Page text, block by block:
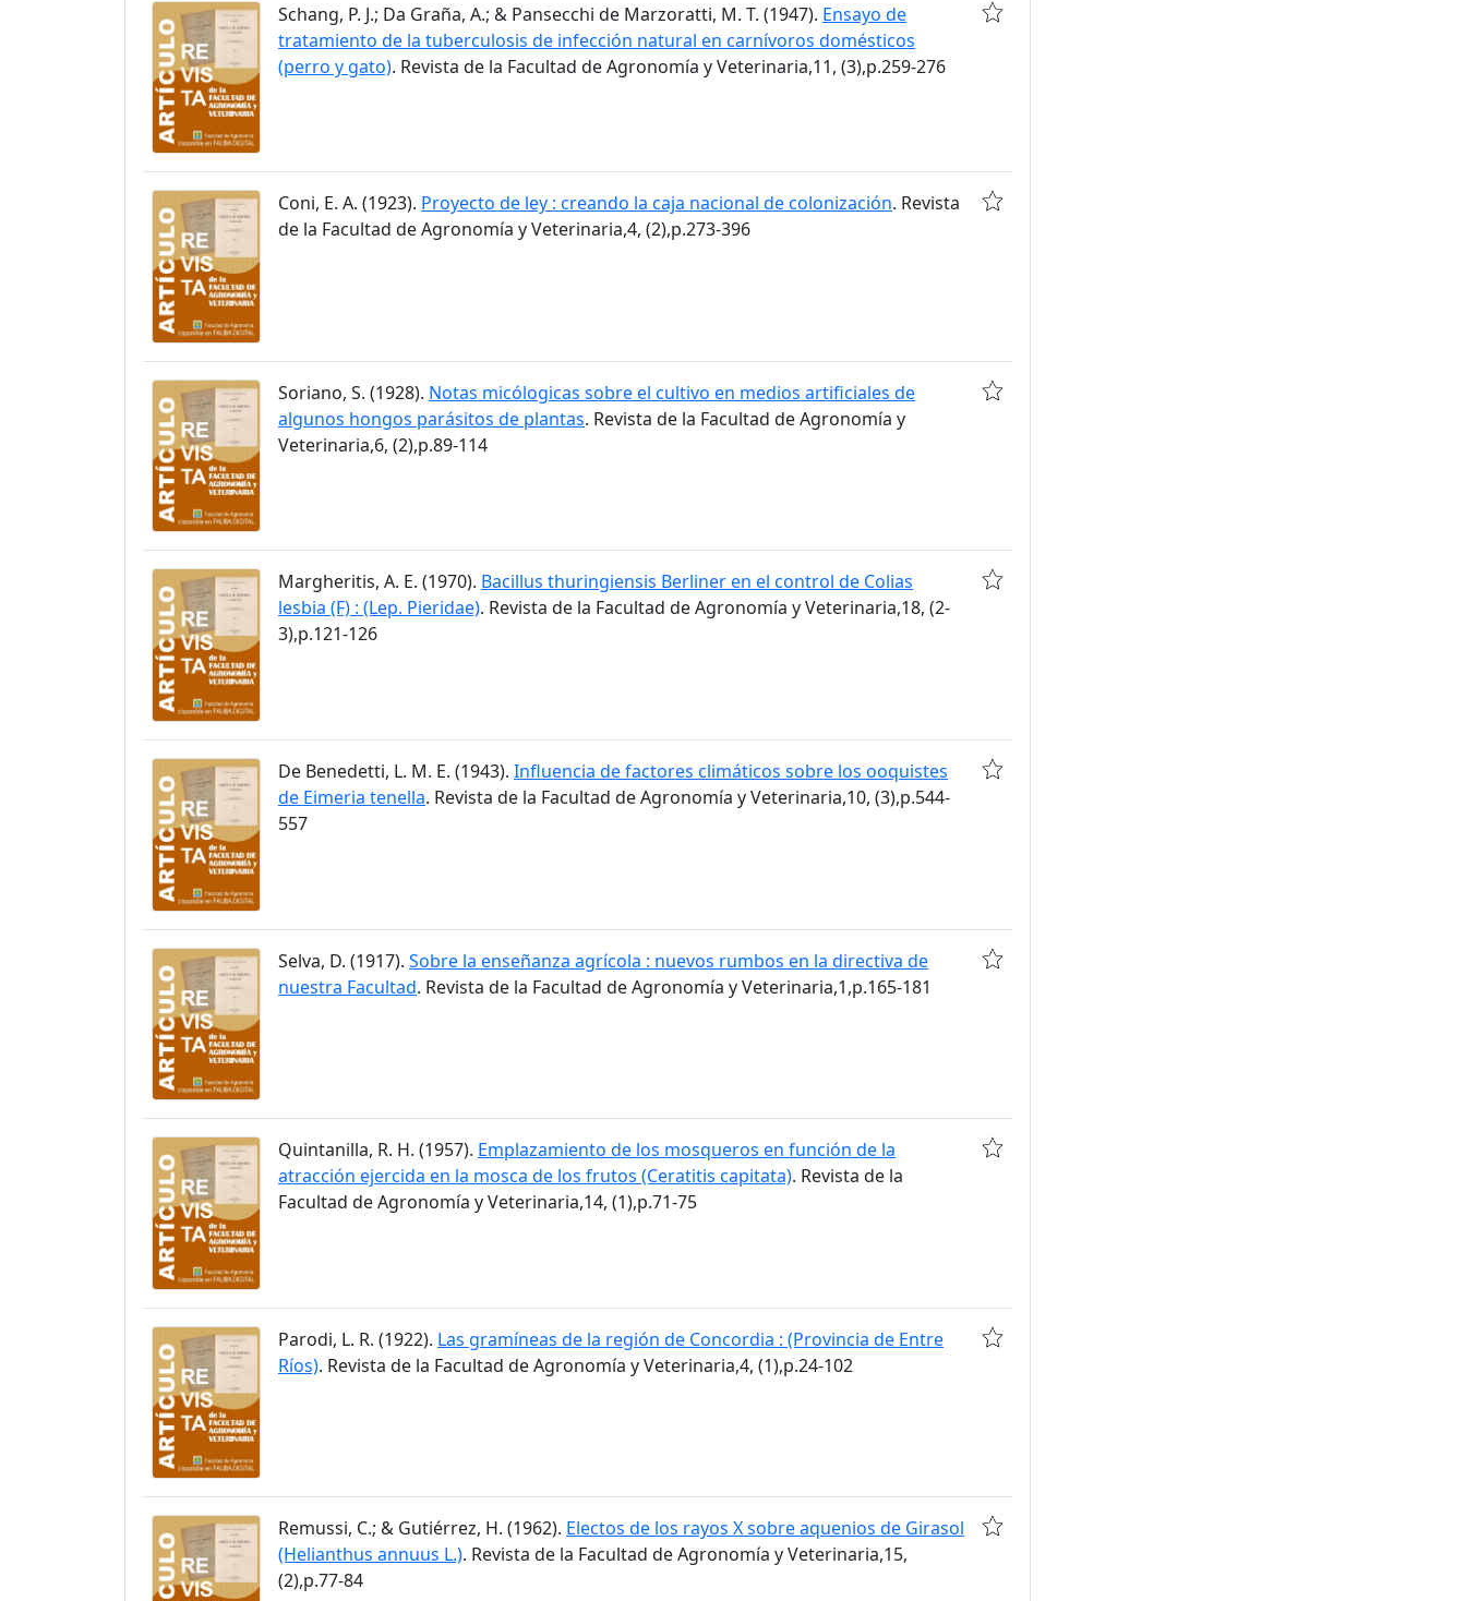
Schang, P. J.; Da Graña, A.; & Pansecchi de Marzoratti, M. T. (1947). Ensayo de
tratamiento de la tuberculosis de infección natural en carnívoros domésticos
(perro y gato). Revista de la Facultad de Agronomía y Veterinaria,11, (3),p.259-276
Coni, E. A. (1923). Proyecto de ley : creando la caja nacional de colonización. Revista
de la Facultad de Agronomía y Veterinaria,4, (2),p.273-396
Soriano, S. (1928). Notas micólogicas sobre el cultivo en medios artificiales de
algunos hongos parásitos de plantas. Revista de la Facultad de Agronomía y
Veterinaria,6, (2),p.89-114
Margheritis, A. E. (1970). Bacillus thuringiensis Berliner en el control de Colias
lesbia (F) : (Lep. Pieridae). Revista de la Facultad de Agronomía y Veterinaria,18, (2-
3),p.121-126
De Benedetti, L. M. E. (1943). Influencia de factores climáticos sobre los ooquistes
de Eimeria tenella. Revista de la Facultad de Agronomía y Veterinaria,10, (3),p.544-
557
Selva, D. (1917). Sobre la enseñanza agrícola : nuevos rumbos en la directiva de
nuestra Facultad. Revista de la Facultad de Agronomía y Veterinaria,1,p.165-181
Quintanilla, R. H. (1957). Emplazamiento de los mosqueros en función de la
atracción ejercida en la mosca de los frutos (Ceratitis capitata). Revista de la
Facultad de Agronomía y Veterinaria,14, (1),p.71-75
Parodi, L. R. (1922). Las gramíneas de la región de Concordia : (Provincia de Entre
Ríos). Revista de la Facultad de Agronomía y Veterinaria,4, (1),p.24-102
Remussi, C.; & Gutiérrez, H. (1962). Electos de los rayos X sobre aquenios de Girasol
(Helianthus annuus L.). Revista de la Facultad de Agronomía y Veterinaria,15,
(2),p.77-84